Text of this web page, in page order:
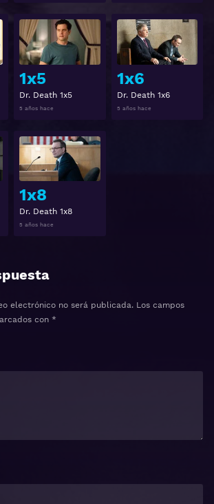
Ver
1x5
Dr. Death 1x5
5 años hace
Ver
1x6
Dr. Death 1x6
5 años hace
Ver
1x8
Dr. Death 1x8
5 años hace
electrónico no será publicada. Los campos
con *